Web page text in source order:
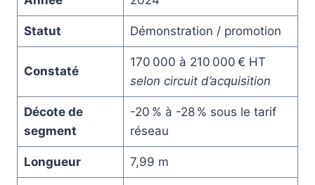
Statut Démonstration / promotion
Constaté
170 000 à 210 000 € HT
selon circuit d’acquisition
Décote de
segment
-20 % à -28 % sous le tarif
réseau
Longueur 7,99 m